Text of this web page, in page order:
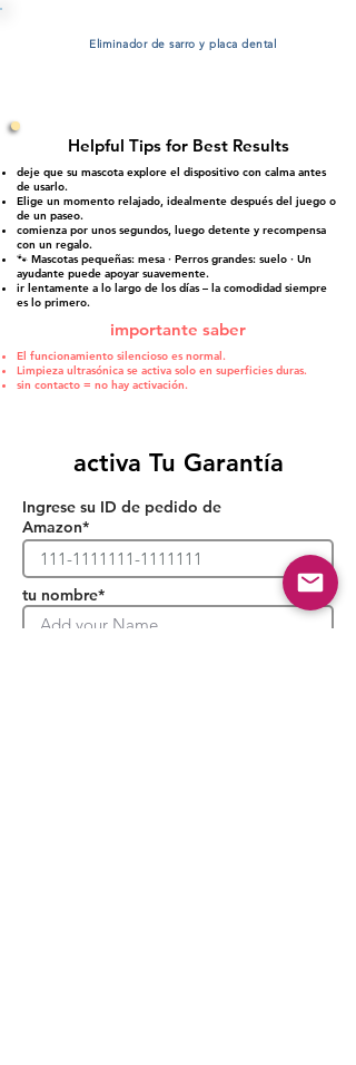
Eliminador de sarro y placa dental
Helpful Tips for Best Results
deje que su mascota explore el dispositivo con calma antes
de usarlo.
Elige un momento relajado, idealmente después del juego o
de un paseo.
comienza por unos segundos, luego detente y recompensa
con un regalo.
🐾 Mascotas pequeñas: mesa · Perros grandes: suelo · Un
ayudante puede apoyar suavemente.
ir lentamente a lo largo de los días – la comodidad siempre
es lo primero.
importante saber
El funcionamiento silencioso es normal.
Limpieza ultrasónica se activa solo en superficies duras.
sin contacto = no hay activación.
activa Tu Garantía
Ingrese su ID de pedido de
Amazon*
tu nombre*